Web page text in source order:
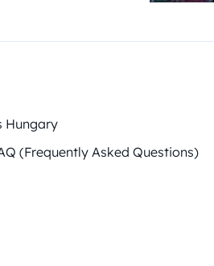
Hungary
(Frequently Asked Questions)